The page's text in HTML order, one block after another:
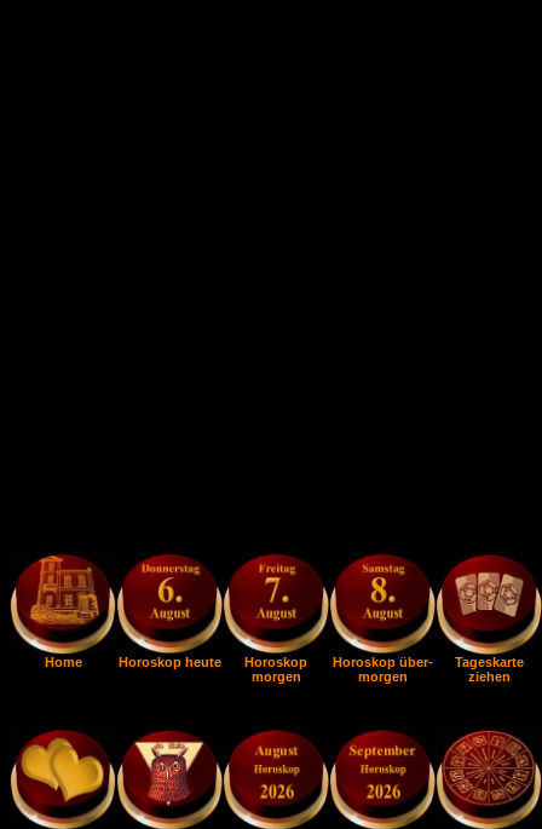
Home Horoskop heute
Horoskop
morgen
Horoskop über-
morgen
Tageskarte
ziehen